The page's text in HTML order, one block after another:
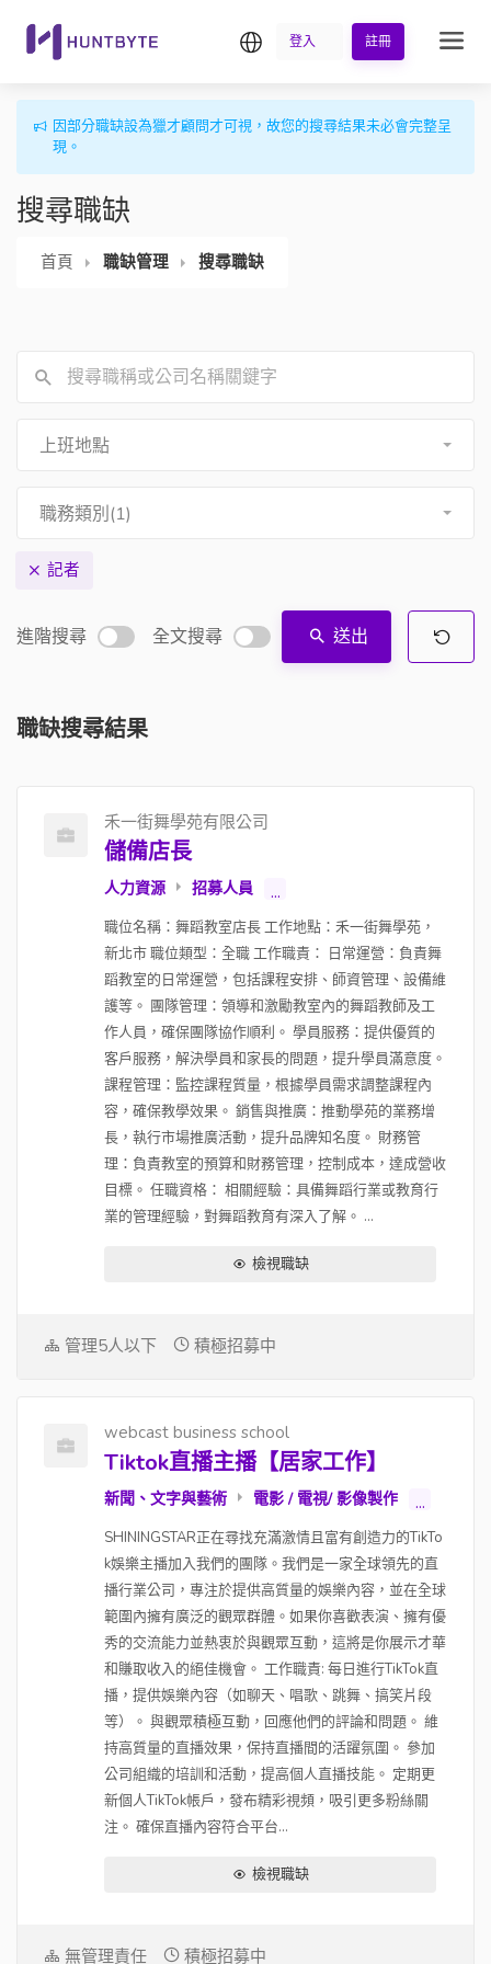
繁中登入 註冊
因部分職缺設為獵才顧問才可視，故您的搜尋結果未必會完整呈
現。
搜尋職缺
首頁 職缺管理 搜尋職缺
上班地點
職務類別(1)
記者
進階搜尋 全文搜尋 送出
職缺搜尋結果
禾一街舞學苑有限公司
儲備店長
人力資源 招募人員 ...
職位名稱：舞蹈教室店長 工作地點：禾一街舞學苑，
新北市 職位類型：全職 工作職責： 日常運營：負責舞
蹈教室的日常運營，包括課程安排、師資管理、設備維
護等。 團隊管理：領導和激勵教室內的舞蹈教師及工
作人員，確保團隊協作順利。 學員服務：提供優質的
客戶服務，解決學員和家長的問題，提升學員滿意度。
課程管理：監控課程質量，根據學員需求調整課程內
容，確保教學效果。 銷售與推廣：推動學苑的業務增
長，執行市場推廣活動，提升品牌知名度。 財務管
理：負責教室的預算和財務管理，控制成本，達成營收
目標。 任職資格： 相關經驗：具備舞蹈行業或教育行
業的管理經驗，對舞蹈教育有深入了解。 ...
檢視職缺
管理5人以下 積極招募中
webcast business school
Tiktok直播主播【居家工作】
新聞、文字與藝術 電影 / 電視/ 影像製作 ...
SHININGSTAR正在尋找充滿激情且富有創造力的TikTo
k娛樂主播加入我們的團隊。我們是一家全球領先的直
播行業公司，專注於提供高質量的娛樂內容，並在全球
範圍內擁有廣泛的觀眾群體。如果你喜歡表演、擁有優
秀的交流能力並熱衷於與觀眾互動，這將是你展示才華
和賺取收入的絕佳機會。 工作職責: 每日進行TikTok直
播，提供娛樂內容（如聊天、唱歌、跳舞、搞笑片段
等）。 與觀眾積極互動，回應他們的評論和問題。 維
持高質量的直播效果，保持直播間的活躍氛圍。 參加
公司組織的培訓和活動，提高個人直播技能。 定期更
新個人TikTok帳戶，發布精彩視頻，吸引更多粉絲關
注。 確保直播內容符合平台...
檢視職缺
無管理責任 積極招募中